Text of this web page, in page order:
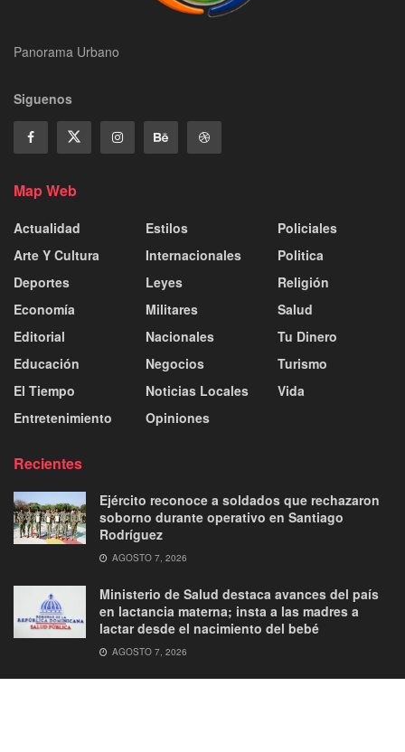
Panorama Urbano
Siguenos
Map Web
Actualidad
Arte Y Cultura
Deportes
Economía
Editorial
Educación
El Tiempo
Entretenimiento
Estilos
Internacionales
Leyes
Militares
Nacionales
Negocios
Noticias Locales
Opiniones
Policiales
Politica
Religión
Salud
Tu Dinero
Turismo
Vida
Recientes
Ejército reconoce a soldados que rechazaron
soborno durante operativo en Santiago
Rodríguez
AGOSTO 7, 2026
Ministerio de Salud destaca avances del país
en lactancia materna; insta a las madres a
lactar desde el nacimiento del bebé
AGOSTO 7, 2026